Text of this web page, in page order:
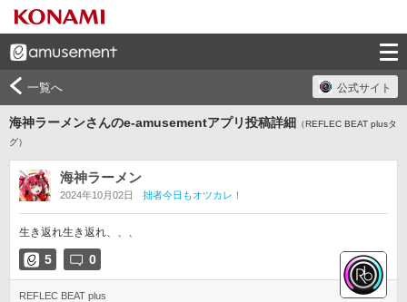
一覧へ 公式サイト
海神ラーメンさんのe-amusementアプリ投稿詳細 （REFLEC BEAT plusタ
グ）
海神ラーメン
2024年10月02日 拙者今日もオツカレ！
生き返れ生き返れ、、、
5 0
REFLEC BEAT plus